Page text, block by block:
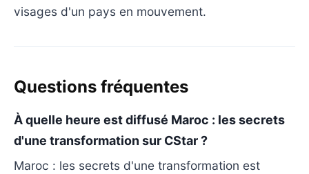
visages d'un pays en mouvement.
Questions fréquentes
À quelle heure est diffusé Maroc : les secrets
d'une transformation sur CStar ?
Maroc : les secrets d'une transformation est